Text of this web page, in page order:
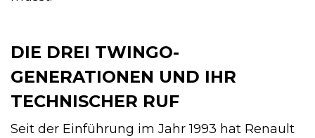
DIE DREI TWINGO-
GENERATIONEN UND IHR
TECHNISCHER RUF
Seit der Einführung im Jahr 1993 hat Renault